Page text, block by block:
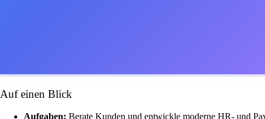
Auf einen Blick
Aufgaben: Berate Kunden und entwickle moderne HR- und